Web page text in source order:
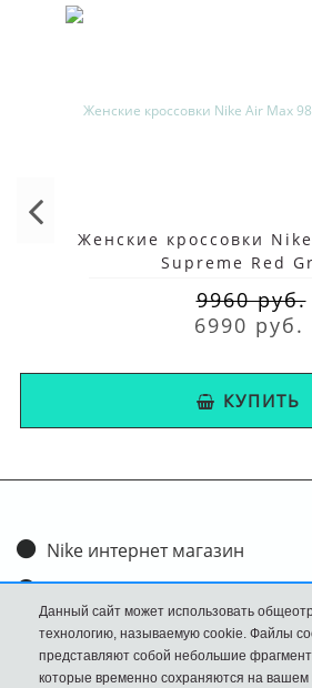
Женские кроссовки
Supreme Red
9960 руб.
6990 руб.
КУПИТЬ
Nike интернет магазин
Доставка и оплата
Обмен и возврат
Размеры
Данный сайт может использовать
технологию, называемую cookie. Файлы
представляют собой небольшие
которые временно сохраняются на вашем